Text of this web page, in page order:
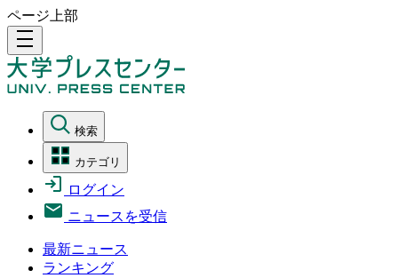
ページ上部
density_medium
検索
カテゴリ
ログイン
ニュースを受信
最新ニュース
ランキング